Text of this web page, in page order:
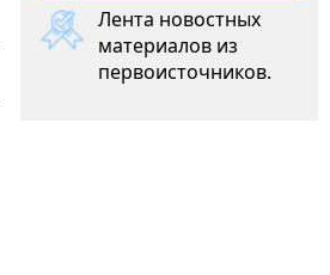
Лента новостных
материалов из
первоисточников.